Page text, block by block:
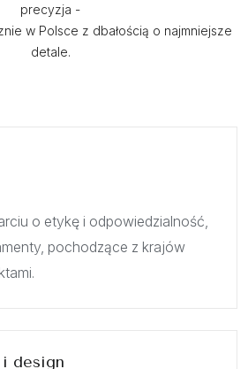
precyzja -
w Polsce z dbałością o najmniejsze
detale.
o etykę i odpowiedzialność,
pochodzące z krajów
design